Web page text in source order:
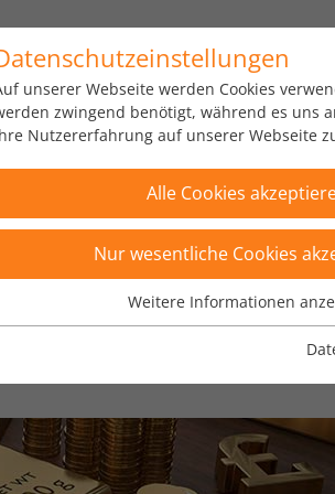
Portfolio Über uns
Zertifikate" gefiltert
unserer Webseite werden Cookies
zwingend benötigt, während es uns
Nutzererfahrung auf unserer Webseite
Alle Cookies
Nur wesentliche Cookies
Wesentliche Cookies
Wesentliche Cookies werden für
einwandfrei funktioniert.
Name fe_typo_user
Anbieter TYPO3
Cookie-Informationen
Weitere Informationen